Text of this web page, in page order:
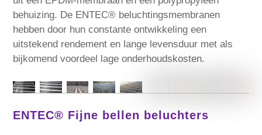
behuizing. De ENTEC® beluchtingsmembranen
hebben door hun constante ontwikkeling een
uitstekend rendement en lange levensduur met als
bijkomend voordeel lage onderhoudskosten.
ENTEC® Fijne bellen beluchters